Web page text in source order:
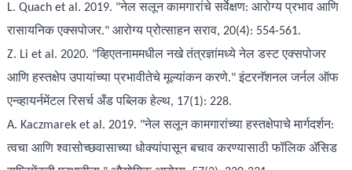
L. Quach et al. 2019. "नेल सलून कामगारांचे सर्वेक्षण: आरोग्य प्रभाव आणि
रासायनिक एक्सपोजर." आरोग्य प्रोत्साहन सराव, 20(4): 554-561.
Z. Li et al. 2020. "व्हिएतनाममधील नखे तंत्रज्ञांमध्ये नेल डस्ट एक्सपोजर
आणि हस्तक्षेप उपायांच्या प्रभावीतेचे मूल्यांकन करणे." इंटरनॅशनल जर्नल ऑफ
एन्व्हायर्नमेंटल रिसर्च अँड पब्लिक हेल्थ, 17(1): 228.
A. Kaczmarek et al. 2019. "नेल सलून कामगारांच्या हस्तक्षेपाचे मार्गदर्शन:
त्वचा आणि श्वासोच्छवासाच्या धोक्यांपासून बचाव करण्यासाठी फॉलिक ॲसिड